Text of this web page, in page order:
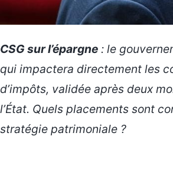
CSG sur l’épargne : le
qui impactera directement les
d’impôts, validée après deux
l’État. Quels placements sont
stratégie patrimoniale ?